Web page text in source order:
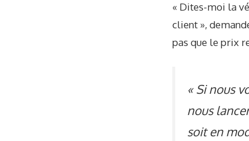
« Dites-moi la
client »,
pas que le prix
« Si nous
nous
soit en